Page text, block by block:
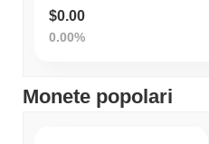
$0.00
0.00%
Monete popolari